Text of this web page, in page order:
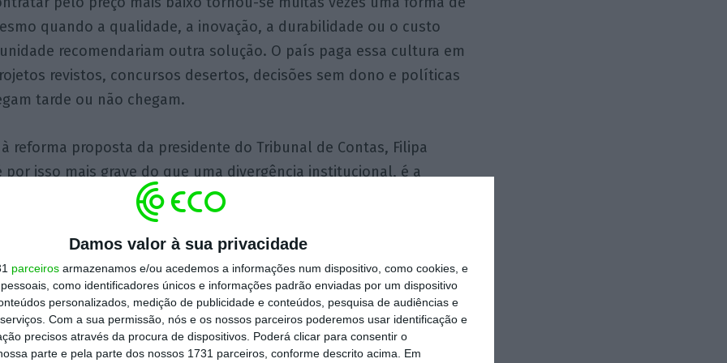
Damos valor à sua privacidade
parceiros armazenamos e/ou acedemos a informações num dispositivo, como cookies, e
como identificadores únicos e informações padrão enviadas por um dispositivo
personalizados, medição de publicidade e conteúdos, pesquisa de audiências e
Com a sua permissão, nós e os nossos parceiros poderemos usar identificação e
precisos através da procura de dispositivos. Poderá clicar para consentir o
parte e pela parte dos nossos 1731 parceiros, conforme descrito acima. Em
quando a qualidade, a inovação, a durabilidade ou o custo
recomendariam outra solução. O país paga essa cultura em
revistos, concursos desertos, decisões sem dono e políticas
tarde ou não chegam.
reforma proposta da presidente do Tribunal de Contas, Filipa
por isso mais grave do que uma divergência institucional, é a
poder que se habituou a não ser contrariado. O Parlamento tem
redefinir os limites da fiscalização financeira, e o Governo tem
propor essa mudança. O Tribunal tem o direito de apresentar
mas não tem o direito de transformar a sua resistência
pressão política sobre o legislador, como está a fazê-lo, de forma